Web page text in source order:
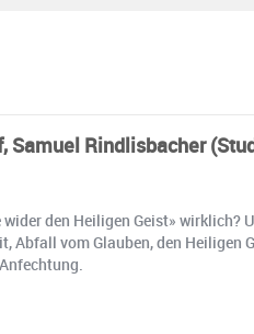
Samuel Rindlisbacher
den Heiligen Geist»
vom Glauben, den